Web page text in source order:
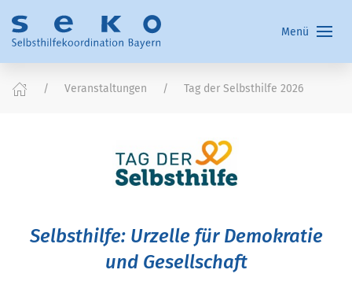
Menü
Veranstaltungen Tag der Selbsthilfe 2026
Selbsthilfe: Urzelle für Demokratie
und Gesellschaft